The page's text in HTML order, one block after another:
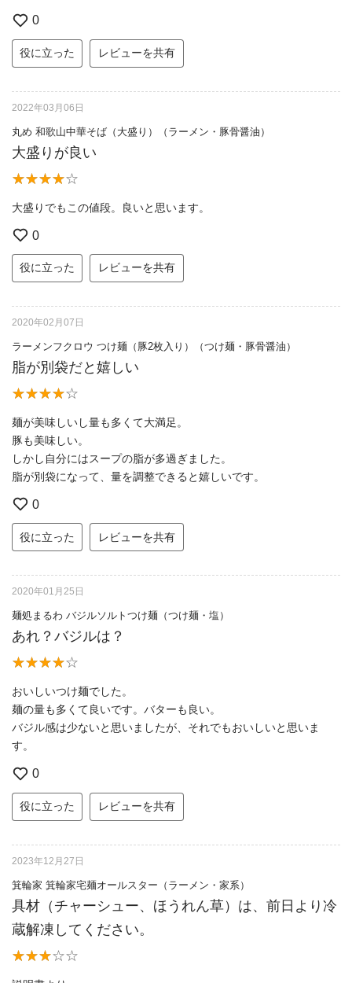
0
役に立った レビューを共有
2022年03月06日
丸め 和歌山中華そば（大盛り）（ラーメン・豚骨醤油）
大盛りが良い
大盛りでもこの値段。良いと思います。
0
役に立った レビューを共有
2020年02月07日
ラーメンフクロウ つけ麺（豚2枚入り）（つけ麺・豚骨醤油）
脂が別袋だと嬉しい
麺が美味しいし量も多くて大満足。
豚も美味しい。
しかし自分にはスープの脂が多過ぎました。
脂が別袋になって、量を調整できると嬉しいです。
0
役に立った レビューを共有
2020年01月25日
麺処まるわ バジルソルトつけ麺（つけ麺・塩）
あれ？バジルは？
おいしいつけ麺でした。
麺の量も多くて良いです。バターも良い。
バジル感は少ないと思いましたが、それでもおいしいと思いま
す。
0
役に立った レビューを共有
2023年12月27日
箕輪家 箕輪家宅麺オールスター（ラーメン・家系）
具材（チャーシュー、ほうれん草）は、前日より冷
蔵解凍してください。